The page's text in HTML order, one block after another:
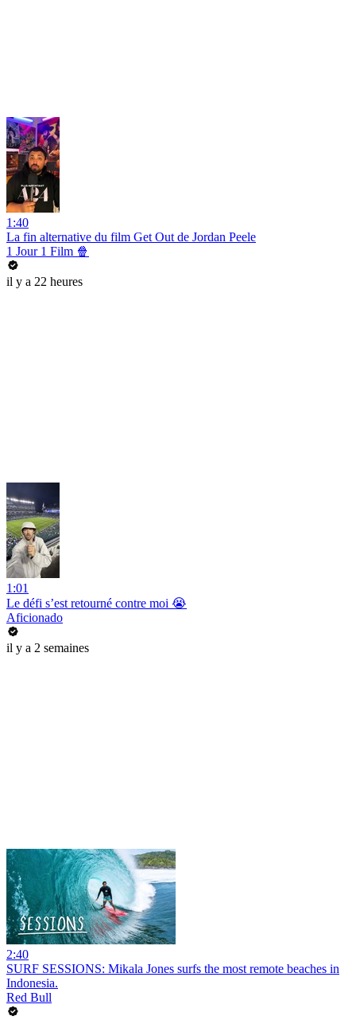
1:40
La fin alternative du film Get Out de Jordan Peele
1 Jour 1 Film 🍿
il y a 22 heures
1:01
Le défi s’est retourné contre moi 😭
Aficionado
il y a 2 semaines
2:40
SURF SESSIONS: Mikala Jones surfs the most remote beaches in
Indonesia.
Red Bull